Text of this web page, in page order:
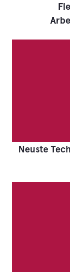
Neuste